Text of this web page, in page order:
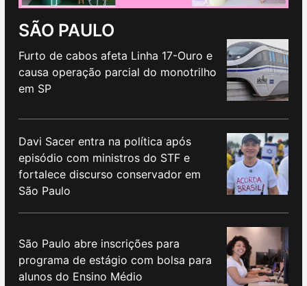
SÃO PAULO
Furto de cabos afeta Linha 17-Ouro e
causa operação parcial do monotrilho
em SP
Davi Sacer entra na política após
episódio com ministros do STF e
fortalece discurso conservador em
São Paulo
São Paulo abre inscrições para
programa de estágio com bolsa para
alunos do Ensino Médio